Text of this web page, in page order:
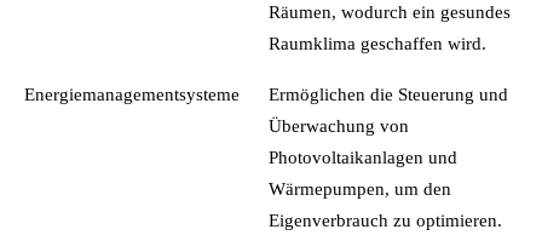
Räumen, wodurch ein gesundes
Raumklima geschaffen wird.
Energiemanagementsysteme
Ermöglichen die Steuerung und
Überwachung von
Photovoltaikanlagen und
Wärmepumpen, um den
Eigenverbrauch zu optimieren.